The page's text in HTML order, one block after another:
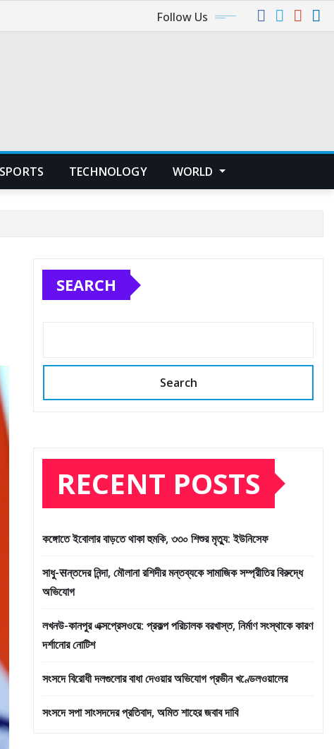
Follow Us
SPORTS TECHNOLOGY WORLD
SEARCH
Search
RECENT POSTS
কঙ্গোতে ইবোলার বাড়তে থাকা হুমকি, ৩৩০ শিশুর মৃত্যু: ইউনিসেফ
সাধু-सন্তদের নিন্দা, মৌলানা রশিদীর মন্তব্যকে সামাজিক সম্প্রীতির বিরুদ্ধে
অভিযোগ
লখনউ-কানপুর এক্সপ্রেসওয়ে: প্রকল্প পরিচালক বরখাস্ত, নির্মাণ সংস্থাকে কারণ
দর্শানোর নোটিশ
সংসদে বিরোধী দলগুলোর বাধা দেওয়ার অভিযোগ প্রভীন খণ্ডেলওয়ালের
সংসদে সপা সাংসদদের প্রতিবাদ, অমিত শাহের জবাব দাবি